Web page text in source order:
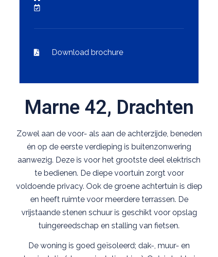
Marne 42, Drachten
Zowel aan de voor- als aan de achterzijde, beneden
én op de eerste verdieping is buitenzonwering
aanwezig. Deze is voor het grootste deel elektrisch
te bedienen. De diepe voortuin zorgt voor
voldoende privacy. Ook de groene achtertuin is diep
en heeft ruimte voor meerdere terrassen. De
vrijstaande stenen schuur is geschikt voor opslag
tuingereedschap en stalling van fietsen.
De woning is goed geïsoleerd; dak-, muur- en
Download brochure